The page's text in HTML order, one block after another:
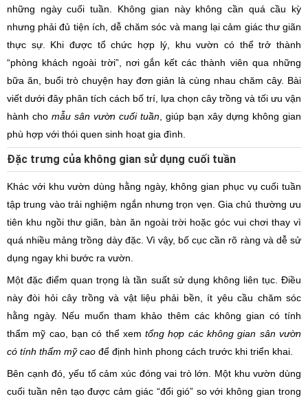
những ngày cuối tuần. Không gian này không cần quá cầu kỳ
nhưng phải đủ tiện ích, dễ chăm sóc và mang lại cảm giác thư giãn
thực sự. Khi được tổ chức hợp lý, khu vườn có thể trở thành
“phòng khách ngoài trời”, nơi gắn kết các thành viên qua những
bữa ăn, buổi trò chuyện hay đơn giản là cùng nhau chăm cây. Bài
viết dưới đây phân tích cách bố trí, lựa chọn cây trồng và tối ưu vận
hành cho mẫu sân vườn cuối tuần , giúp bạn xây dựng không gian
phù hợp với thói quen sinh hoạt gia đình.
Đặc trưng của không gian sử dụng cuối tuần
Khác với khu vườn dùng hằng ngày, không gian phục vụ cuối tuần
tập trung vào trải nghiệm ngắn nhưng trọn vẹn. Gia chủ thường ưu
tiên khu ngồi thư giãn, bàn ăn ngoài trời hoặc góc vui chơi thay vì
quá nhiều mảng trồng dày đặc. Vì vậy, bố cục cần rõ ràng và dễ sử
dụng ngay khi bước ra vườn.
Một đặc điểm quan trọng là tần suất sử dụng không liên tục. Điều
này đòi hỏi cây trồng và vật liệu phải bền, ít yêu cầu chăm sóc
hằng ngày. Nếu muốn tham khảo thêm các không gian có tính
thẩm mỹ cao, bạn có thể xemtổng hợp các không gian sân vườn
có tính thẩm mỹ cao để định hình phong cách trước khi triển khai.
Bên cạnh đó, yếu tố cảm xúc đóng vai trò lớn. Một khu vườn dùng
cuối tuần nên tạo được cảm giác “đổi gió” so với không gian trong